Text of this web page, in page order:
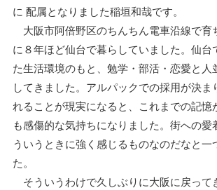
に 配属となりました稲垣和哉です。
大阪市阿倍野区のちんちん電車沿線で育
に８年ほど仙台で暮らしていました。仙台
た生活環境のもと、勉学・部活・恋愛と人
してきました。アルパックでの採用が決ま
れることが現実になると、これまでの記憶
も感傷的な気持ちになりました。街への愛
ういうときに強く感じるものなのだなと一
た。
そういうわけで久しぶりに大阪に戻って